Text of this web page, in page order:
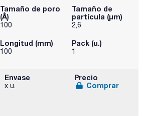
Tamaño de poro
(Å)
100
Tamaño de
partícula (μm)
2,6
Longitud (mm)
100
Pack (u.)
1
Envase
x u.
Precio
Comprar